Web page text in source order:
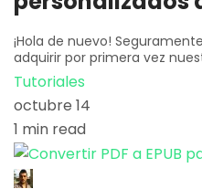
¡Hola de nuevo!
adquirir por primera vez
Tutoriales
octubre 14
1 min read